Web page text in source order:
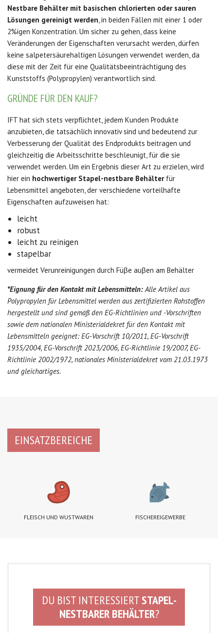
Nestbare Behälter mit basischen chlorierten oder sauren
Lösungen gereinigt werden , in beiden Fällen mit einer 1 oder
2%igen Konzentration. Um sicher zu gehen, dass keine
Veränderungen der Eigenschaften verursacht werden, dürfen
keine salpetersäurehaltigen Lösungen verwendet werden, da
diese mit der Zeit für eine Qualitätsbeeinträchtigung des
Kunststoffs (Polypropylen) verantwortlich sind.
GRÜNDE FÜR DEN KAUF?
IFT hat sich stets verpflichtet, jedem Kunden Produkte
anzubieten, die tatsächlich innovativ sind und bedeutend zur
Verbesserung der Qualität des Endprodukts beitragen und
gleichzeitig die Arbeitsschritte beschleunigt, für die sie
verwendet werden. Um ein Ergebnis dieser Art zu erzielen, wird
hier ein hochwertiger Stapel-nestbare Behälterfür
Lebensmittel angeboten, der verschiedene vorteilhafte
Eigenschaften aufzuweisen hat:
leicht
robust
leicht zu reinigen
stapelbar
vermeidet Verunreinigungen durch Füβe auβen am Behälter
*Eignung für den Kontakt mit Lebensmitteln: Alle Artikel aus
Polypropylen für Lebensmittel werden aus zertifizierten Rohstoffen
hergestellt und sind gemäß den EG-Richtlinien und -Vorschriften
sowie dem nationalen Ministerialdekret für den Kontakt mit
Lebensmitteln geeignet: EG-Vorschrift 10/2011, EG-Vorschrift
1935/2004, EG-Vorschrift 2023/2006, EG-Richtlinie 19/2007, EG-
Richtlinie 2002/1972, nationales Ministerialdekret vom 21.03.1973
und gleichartiges.
EINSATZBEREICHE
FLEISCH UND WUSTWAREN FISCHEREIGEWERBE
DU BIST INTERESSIERTSTAPEL-
NESTBARER BEHÄLTER?